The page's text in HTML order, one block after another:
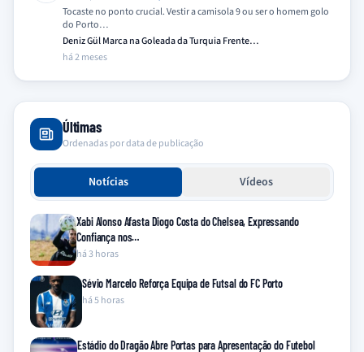
Tocaste no ponto crucial. Vestir a camisola 9 ou ser o homem golo
do Porto…
Deniz Gül Marca na Goleada da Turquia Frente…
há 2 meses
Últimas
Ordenadas por data de publicação
Notícias Vídeos
Xabi Alonso Afasta Diogo Costa do Chelsea, Expressando
Confiança nos…
há 3 horas
Sévio Marcelo Reforça Equipa de Futsal do FC Porto
há 5 horas
Estádio do Dragão Abre Portas para Apresentação do Futebol